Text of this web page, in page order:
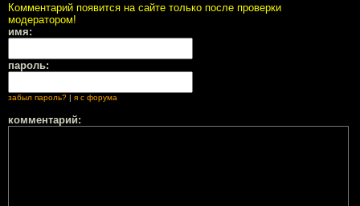
Комментарий появится на сайте только после проверки
модератором!
имя:
пароль:
забыл пароль? | я с форума
комментарий: